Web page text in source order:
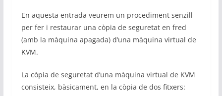
En aquesta entrada veurem un procediment senzill
per fer i restaurar una còpia de seguretat en fred
(amb la màquina apagada) d’una màquina virtual de
KVM.
La còpia de seguretat d’una màquina virtual de KVM
consisteix, bàsicament, en la còpia de dos fitxers: